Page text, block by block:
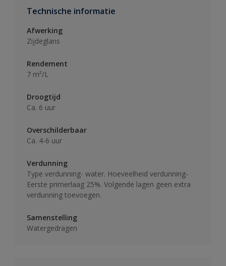
Technische informatie
Afwerking
Zijdeglans
Rendement
7 m²/L
Droogtijd
Ca. 6 uur
Overschilderbaar
Ca. 4-6 uur
Verdunning
Type verdunning- water. Hoeveelheid verdunning-
Eerste primerlaag 25%. Volgende lagen geen extra
verdunning toevoegen.
Samenstelling
Watergedragen